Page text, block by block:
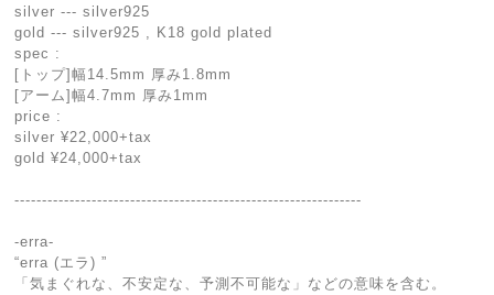
silver --- silver925
gold --- silver925 , K18 gold plated
spec :
[トップ]幅14.5mm 厚み1.8mm
[アーム]幅4.7mm 厚み1mm
price :
silver ¥22,000+tax
gold ¥24,000+tax
---------------------------------------------------------------
-erra-
“erra (エラ) ”
「気まぐれな、不安定な、予測不可能な」などの意味を含む。